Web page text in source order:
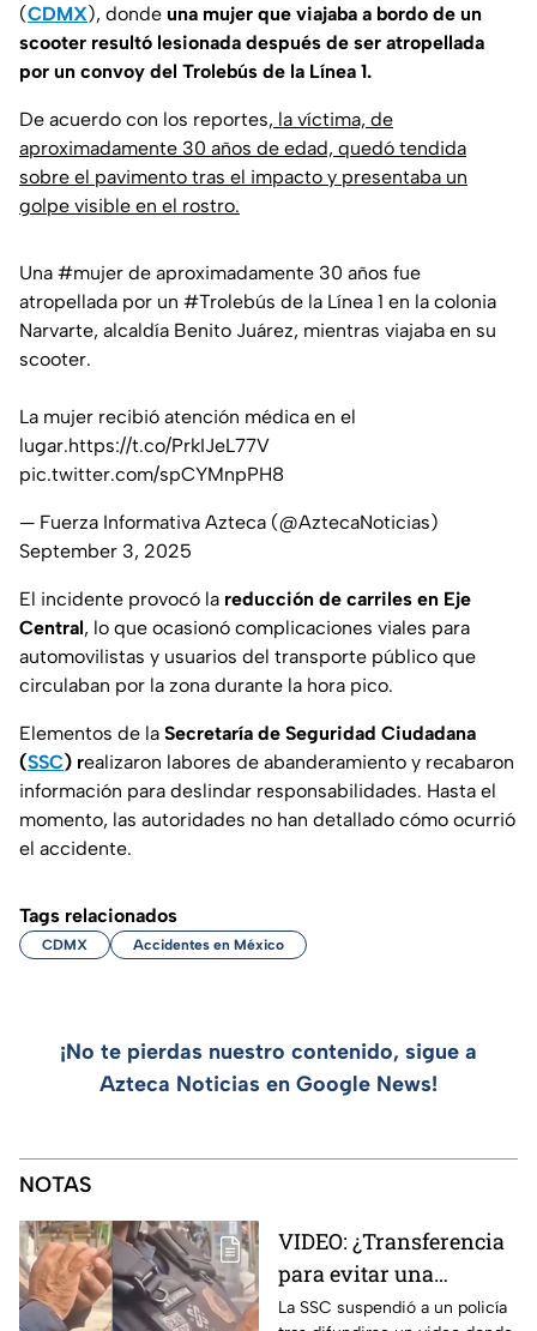
(CDMX), donde una mujer que viajaba a bordo de un
scooter resultó lesionada después de ser atropellada
por un convoy del Trolebús de la Línea 1.
De acuerdo con los reportes, la víctima, de
aproximadamente 30 años de edad, quedó tendida
sobre el pavimento tras el impacto y presentaba un
golpe visible en el rostro.
Una #mujer de aproximadamente 30 años fue
atropellada por un #Trolebús de la Línea 1 en la colonia
Narvarte, alcaldía Benito Juárez, mientras viajaba en su
scooter.
La mujer recibió atención médica en el
lugar.https://t.co/PrkIJeL77V
pic.twitter.com/spCYMnpPH8
— Fuerza Informativa Azteca (@AztecaNoticias)
September 3, 2025
El incidente provocó la reducción de carriles en Eje
Central, lo que ocasionó complicaciones viales para
automovilistas y usuarios del transporte público que
circulaban por la zona durante la hora pico.
Elementos de la Secretaría de Seguridad Ciudadana
(SSC) realizaron labores de abanderamiento y recabaron
información para deslindar responsabilidades. Hasta el
momento, las autoridades no han detallado cómo ocurrió
el accidente.
Tags relacionados
CDMX Accidentes en México
¡No te pierdas nuestro contenido, sigue a
Azteca Noticias en Google News!
NOTAS
VIDEO: ¿Transferencia
para evitar una
sanción? SSC suspende
La SSC suspendió a un policía